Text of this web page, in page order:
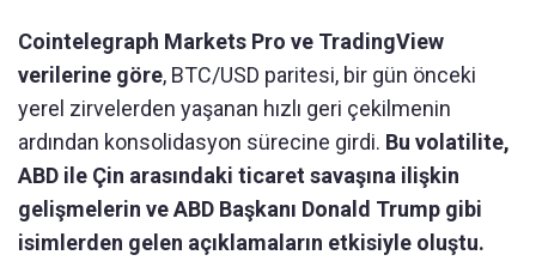
Cointelegraph Markets Pro ve TradingView
verilerine göre, BTC/USD paritesi, bir gün önceki
yerel zirvelerden yaşanan hızlı geri çekilmenin
ardından konsolidasyon sürecine girdi. Bu volatilite,
ABD ile Çin arasındaki ticaret savaşına ilişkin
gelişmelerin ve ABD Başkanı Donald Trump gibi
isimlerden gelen açıklamaların etkisiyle oluştu.